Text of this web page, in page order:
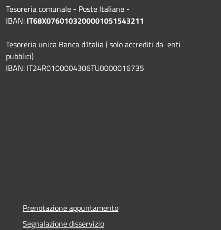
Tesoreria comunale - Poste Italiane -
IBAN: IT68X0760103200001051543211
Tesoreria unica Banca d'Italia ( solo accrediti da enti
pubblici)
IBAN: IT24R0100004306TU0000016735
Prenotazione appuntamento
Segnalazione disservizio